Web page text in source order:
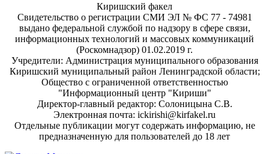
Киришский факел
Свидетельство о регистрации СМИ ЭЛ № ФС 77 - 74981
выдано федеральной службой по надзору в сфере связи,
информационных технологий и массовых коммуникаций
(Роскомнадзор) 01.02.2019 г.
Учредители: Администрация муниципального образования
Киришский муниципальный район Ленинградской области;
Общество с ограниченной ответственностью
"Информационный центр "Кириши"
Директор-главный редактор: Солоницына С.В.
Электронная почта: ickirishi@kirfakel.ru
Отдельные публикации могут содержать информацию, не
предназначенную для пользователей до 18 лет